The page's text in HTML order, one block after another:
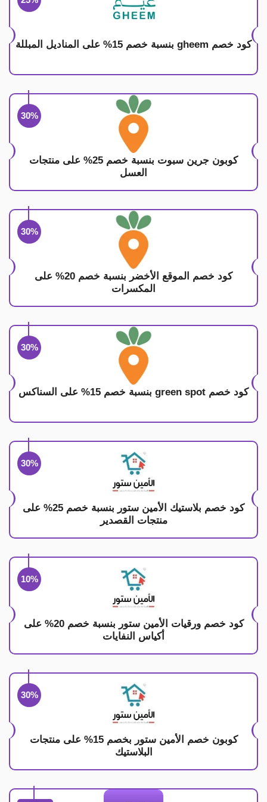
كود خصم gheem بنسبة خصم 15% على المناديل المبللة
30%
كوبون جرين سبوت بنسبة خصم 25% على منتجات
العسل
30%
كود خصم الموقع الأخضر بنسبة خصم 20% على
المكسرات
30%
كود خصم green spot بنسبة خصم 15% على السناكس
30%
كود خصم بلاستيك الأمين ستور بنسبة خصم 25% على
منتجات القصدير
10%
كود خصم ورقيات الأمين ستور بنسبة خصم 20% على
أكياس النفايات
30%
كوبون خصم الأمين ستور بخصم 15% على منتجات
البلاستيك